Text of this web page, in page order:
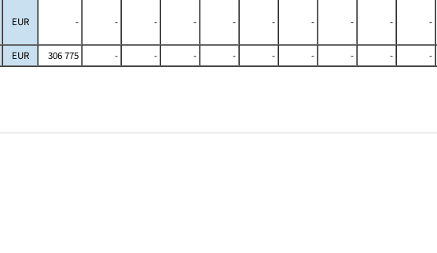
EUR - - - - - - - - - -
EUR 306 775 - - - - - - - - -